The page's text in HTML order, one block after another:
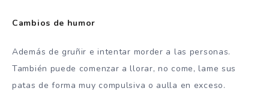
Cambios de humor
Además de gruñir e intentar morder a las personas.
También puede comenzar a llorar, no come, lame sus
patas de forma muy compulsiva o aulla en exceso.